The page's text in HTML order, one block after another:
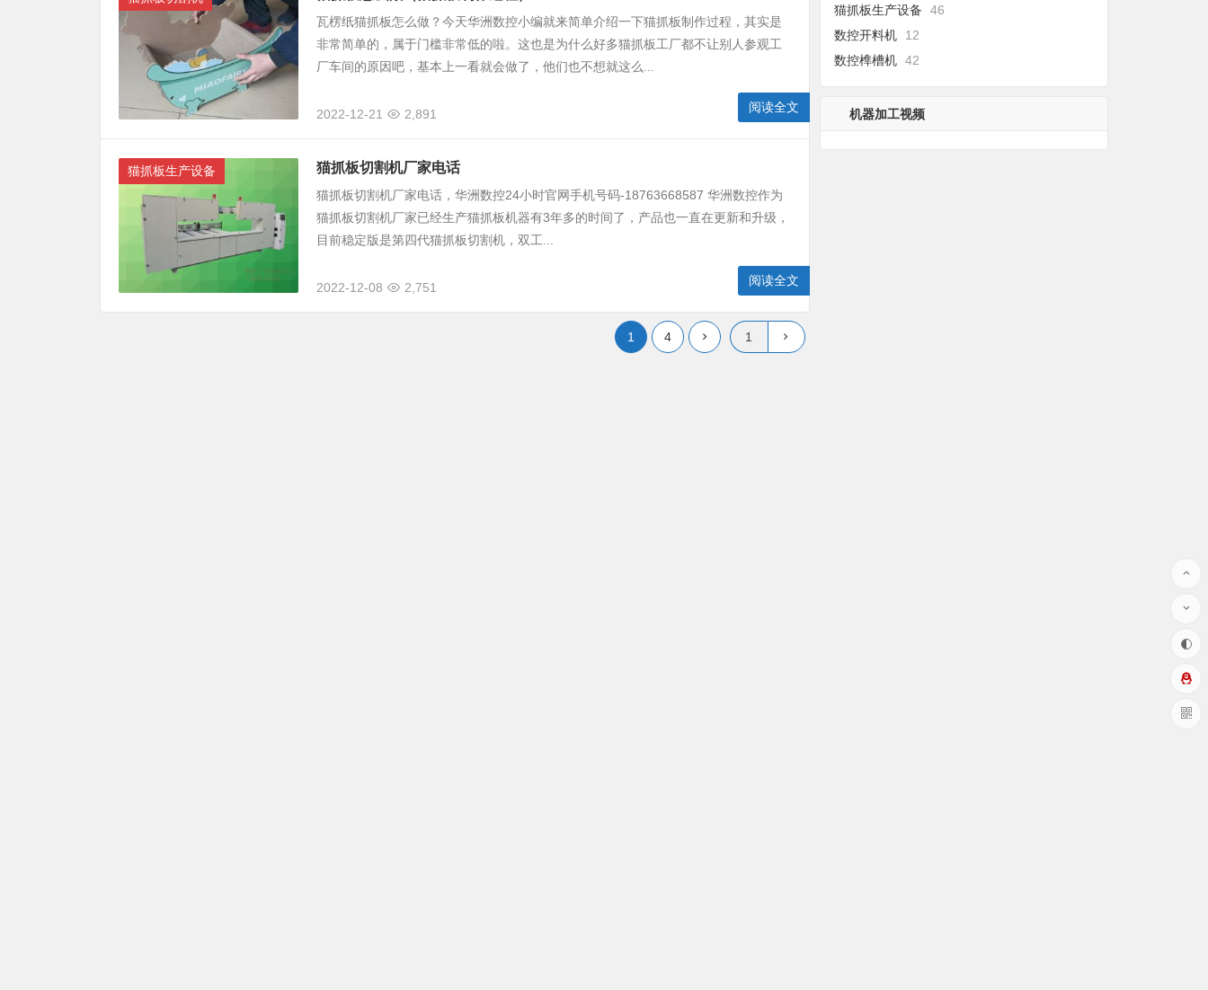
瓦楞纸猫抓板怎么做？今天华洲数控小编就来简单介绍一下猫抓板制作过程，其实是
非常简单的，属于门槛非常低的啦。这也是为什么好多猫抓板工厂都不让别人参观工
厂车间的原因吧，基本上一看就会做了，他们也不想就这么...
2022-12-21 2,891 阅读全文
猫抓板生产设备 猫抓板切割机厂家电话
猫抓板切割机厂家电话，华洲数控24小时官网手机号码-18763668587 华洲数控作为
猫抓板切割机厂家已经生产猫抓板机器有3年多的时间了，产品也一直在更新和升级，
目前稳定版是第四代猫抓板切割机，双工...
2022-12-08 2,751 阅读全文
1 4
猫抓板生产设备
46
数控开料机
12
数控榫槽机 42
机器加工视频